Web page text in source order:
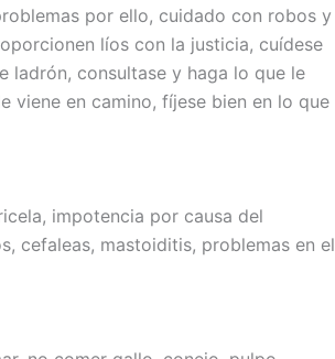
por ello, cuidado con robos y
líos con la justicia, cuídese
ladrón, consultase y haga lo que le
viene en camino, fíjese bien en lo que
impotencia por causa del
cefaleas, mastoiditis, problemas en el